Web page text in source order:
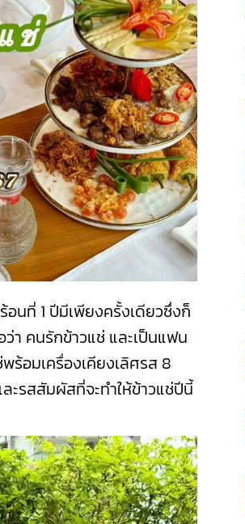
นที่ 1 ปีมีเพียงครั้งเดียวซึ่งก็
า คนรักข้าวแช่ และเป็นแฟน
ร้อมเครื่องเคียงเลิศรส 8
ะรสสัมผัสที่จะทำให้ข้าวแช่ปีนี้